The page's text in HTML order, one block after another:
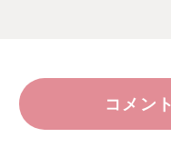
コメン